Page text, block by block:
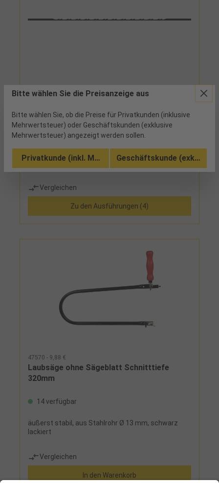
Laubsägeblatt Pack mittel
200 verfügbar
gehärtet mit gewellter Doppelzahnung und rundem
Rücken
Vergleichen
Zu den Ausführungen (4)
47570 - 9,88 €
Laubsäge ohne Sägeblatt Schnitttiefe
320mm
14 verfügbar
äußerst stabil, aus Stahlrohr Ø 13 mm, schwarz
lackiert
Vergleichen
In den Warenkorb
Bitte wählen Sie die Preisanzeige aus
Bitte wählen Sie, ob die Preise für Privatkunden (inklusive
Mehrwertsteuer) oder Geschäftskunden (exklusive
Mehrwertsteuer) angezeigt werden sollen.
Privatkunde (inkl. MwSt.) Geschäftskunde (exkl.